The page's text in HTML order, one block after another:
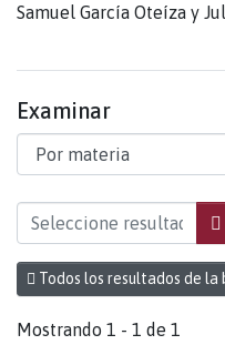
Samuel García Oteíza y
Examinar
Examinando Área
Todos los resultados de la
Mostrando 1 - 1 de 1